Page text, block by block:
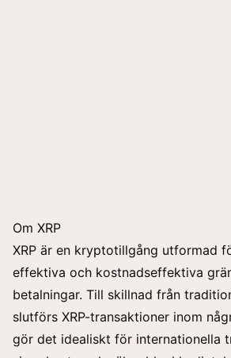
Om XRP
XRP är en kryptotillgång utformad
effektiva och kostnadseffektiva
betalningar. Till skillnad från
slutförs XRP-transaktioner inom
gör det idealiskt för internationella